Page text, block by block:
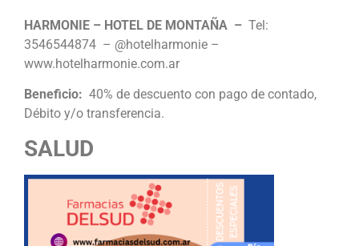
HARMONIE – HOTEL DE MONTAÑA – Tel:
3546544874 – @hotelharmonie –
www.hotelharmonie.com.ar
Beneficio: 40% de descuento con pago de contado,
Débito y/o transferencia.
SALUD